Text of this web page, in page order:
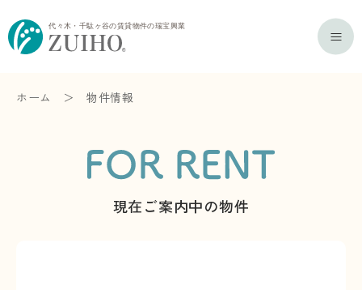
ホーム ＞物件情報
現在ご案内中の物件